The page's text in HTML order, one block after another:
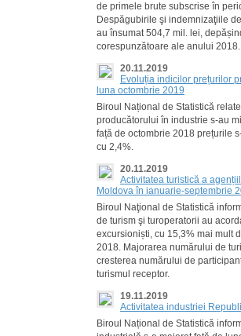
de primele brute subscrise în
Despăgubirile şi indemnizaţiile
au însumat 504,7 mil. lei,
corespunzătoare ale anului 2018.
20.11.2019
Evoluția indicilor prețurilor
luna octombrie 2019
Biroul Național de Statistică
producătorului în industrie s-au
față de octombrie 2018 prețurile
cu 2,4%.
20.11.2019
Activitatea turistică a
Moldova în ianuarie-septembrie
Biroul Naţional de Statistică
de turism şi turoperatorii au
excursioniști, cu 15,3% mai mult
2018. Majorarea numărului de
cresterea numărului de
turismul receptor.
19.11.2019
Activitatea industriei
Biroul Național de Statistică